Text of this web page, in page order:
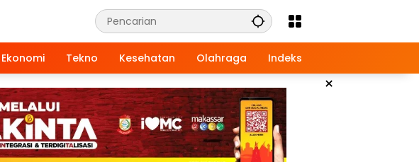
Ekonomi Tekno Kesehatan Olahraga Indeks
×